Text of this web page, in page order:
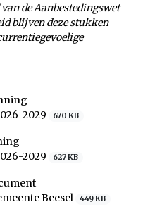
de Aanbestedingswet
blijven deze stukken
2029
670 KB
2029
627 KB
Beesel
449 KB